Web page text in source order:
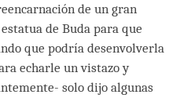
de un gran
de Buda para que
que podría desenvolverla
echarle un vistazo y
solo dijo algunas